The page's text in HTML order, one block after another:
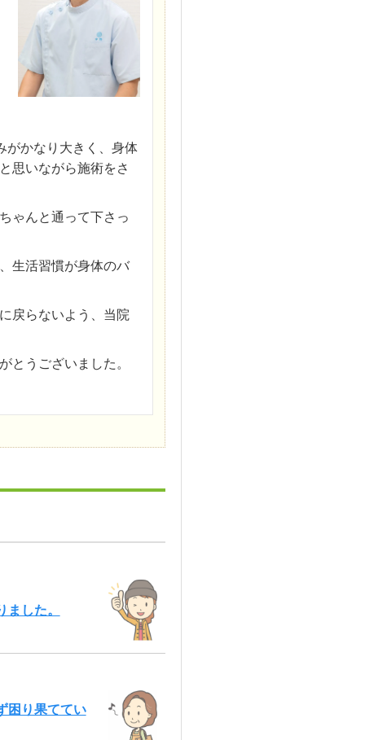
がかなり大きく、身体
思いながら施術をさ
ゃんと通って下さっ
生活習慣が身体のバ
戻らないよう、当院
とうございました。
した。
困り果ててい